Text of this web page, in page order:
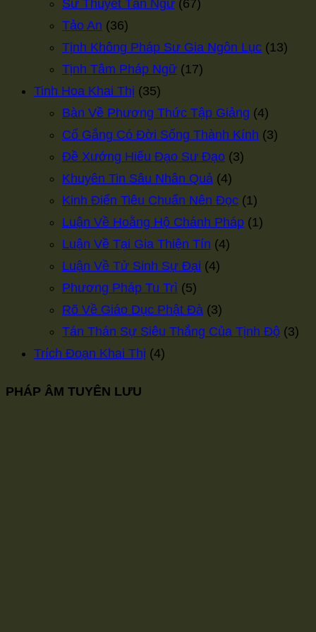
Sư Thuyết Tân Ngữ (67)
Tảo An (36)
Tịnh Không Pháp Sư Gia Ngôn Lục (13)
Tịnh Tâm Pháp Ngữ (17)
Tinh Hoa Khai Thị (35)
Bàn Về Phương Thức Tập Giảng (4)
Cố Gắng Có Đời Sống Thành Kính (3)
Đề Xướng Hiếu Đạo Sư Đạo (3)
Khuyên Tin Sâu Nhân Quả (4)
Kinh Điển Tiêu Chuẩn Nên Đọc (1)
Luận Về Hoằng Hộ Chánh Pháp (1)
Luận Về Tại Gia Thiện Tín (4)
Luận Về Tử Sinh Sự Đại (4)
Phương Pháp Tu Trì (5)
Rõ Về Giáo Dục Phật Đà (3)
Tán Thán Sự Siêu Thắng Của Tịnh Độ (3)
Trích Đoạn Khai Thị (4)
PHÁP ÂM TUYÊN LƯU